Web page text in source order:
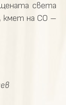
света
кмет на СО –